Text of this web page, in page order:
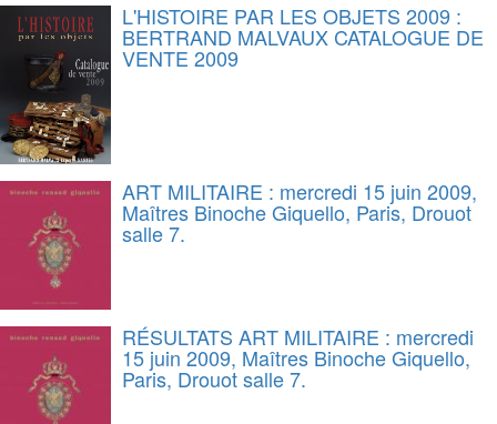
L'HISTOIRE PAR LES OBJETS 2009 :
BERTRAND MALVAUX CATALOGUE DE
VENTE 2009
ART MILITAIRE : mercredi 15 juin 2009,
Maîtres Binoche Giquello, Paris, Drouot
salle 7.
RÉSULTATS ART MILITAIRE : mercredi
15 juin 2009, Maîtres Binoche Giquello,
Paris, Drouot salle 7.